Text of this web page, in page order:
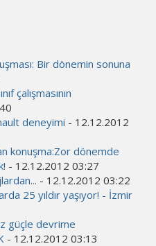
Bir dönemin sonuna
çalışmasının
deneyimi - 12.12.2012
konuşma:Zor dönemde
- 12.12.2012 03:27
- 12.12.2012 03:22
25 yıldır yaşıyor! - İzmir
güçle devrime
- 12.12.2012 03:13